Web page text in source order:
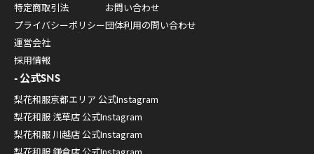
特定商取引法
プライバシーポリシー
運営会社
採用情報
お問い合わせ
団体利用の問い合わせ
公式SNS
梨花和服京都エリア 公式Instagram
梨花和服 浅草店 公式Instagram
梨花和服 川越店 公式Instagram